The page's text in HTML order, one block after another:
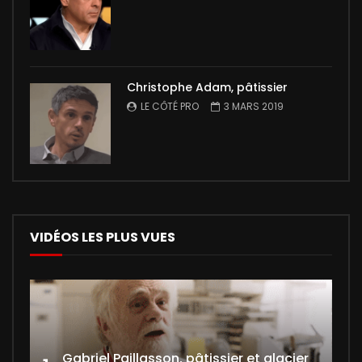
Christophe Adam, pâtissier
LE CÔTÉ PRO 3 MARS 2019
VIDÉOS LES PLUS VUES
Gabriel Paillasson, pâtissier et glacier